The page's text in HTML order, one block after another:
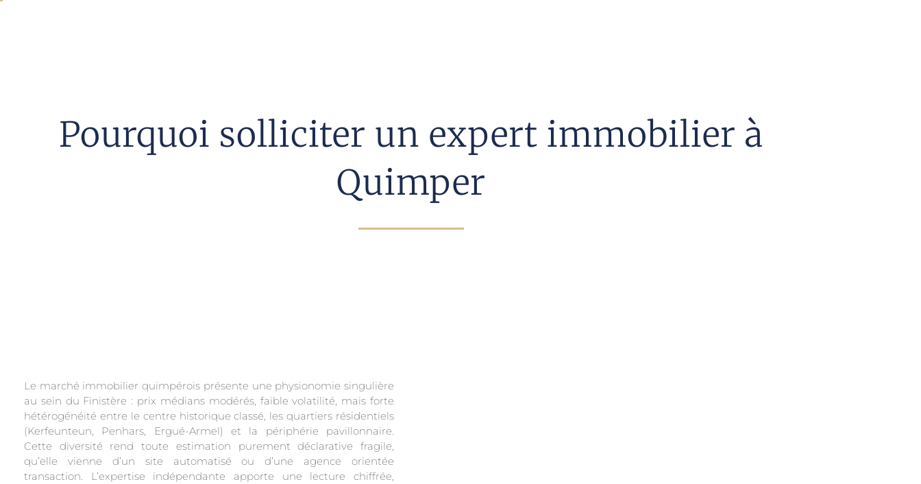
Pourquoi solliciter un expert immobilier à
Quimper
Le marché immobilier quimpérois présente une physionomie singulière
au sein du Finistère : prix médians modérés, faible volatilité, mais forte
hétérogénéité entre le centre historique classé, les quartiers résidentiels
(Kerfeunteun, Penhars, Ergué-Armel) et la périphérie pavillonnaire.
Cette diversité rend toute estimation purement déclarative fragile,
qu’elle vienne d’un site automatisé ou d’une agence orientée
transaction. L’expertise indépendante apporte une lecture chiffrée,